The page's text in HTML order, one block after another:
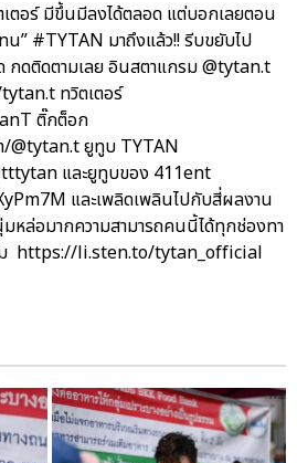
ตอร์ มีขึ้นมีลงได้ตลอด แต่บอกเลยตอน
#TYTAN มาถึงแล้ว!! รีบขยับไป
กดติดตามเลย อินสตาแกรม @tytan.t
ทวิตเตอร์
ติ๊กต็อก
ยูทูบ TYTAN
และยูทูบของ 411ent
และเพลิดเพลินไปกับสี่ผลงาน
ล่อมากความสามารถคนนี้ได้ทุกช่องทา
https://li.sten.to/tytan_official